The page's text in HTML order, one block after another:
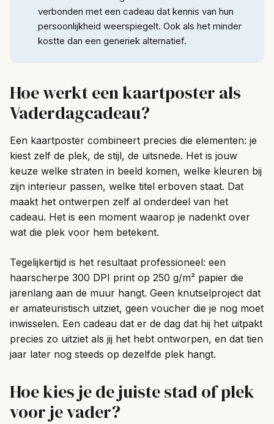
verbonden met een cadeau dat kennis van hun
persoonlijkheid weerspiegelt. Ook als het minder
kostte dan een generiek alternatief.
Hoe werkt een kaartposter als
Vaderdagcadeau?
Een kaartposter combineert precies die elementen: je
kiest zelf de plek, de stijl, de uitsnede. Het is jouw
keuze welke straten in beeld komen, welke kleuren bij
zijn interieur passen, welke titel erboven staat. Dat
maakt het ontwerpen zelf al onderdeel van het
cadeau. Het is een moment waarop je nadenkt over
wat die plek voor hem betekent.
Tegelijkertijd is het resultaat professioneel: een
haarscherpe 300 DPI print op 250 g/m² papier die
jarenlang aan de muur hangt. Geen knutselproject dat
er amateuristisch uitziet, geen voucher die je nog moet
inwisselen. Een cadeau dat er de dag dat hij het uitpakt
precies zo uitziet als jij het hebt ontworpen, en dat tien
jaar later nog steeds op dezelfde plek hangt.
Hoe kies je de juiste stad of plek
voor je vader?